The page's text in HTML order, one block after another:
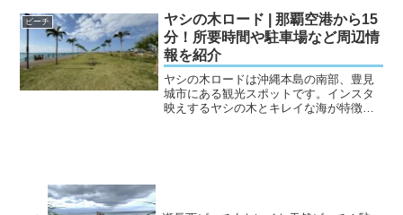
「浅瀬がキレイなビーチ」です。ビーチ
に防護ネットやなどの設...
ビーチ
ヤシの木ロード | 那覇空港から15
分！所要時間や駐車場など周辺情
報を紹介
ヤシの木ロードは沖縄本島の南部、豊見
城市にある観光スポットです。インスタ
映えするヤシの木とキレイな海が特徴の